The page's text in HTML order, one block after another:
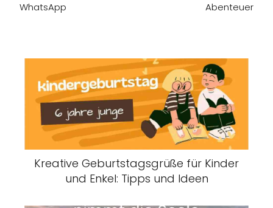
WhatsApp
Abenteuer
Kreative Geburtstagsgrüße für Kinder
und Enkel: Tipps und Ideen